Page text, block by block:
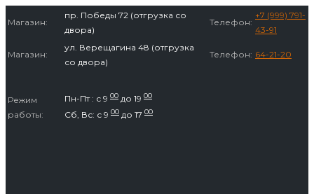
содержимому
Магазин:
пр. Победы 72 (отгрузка со
двора)
Телефон:
+7 (999) 791-
43-91
Магазин:
ул. Верещагина 48 (отгрузка
со двора)
Телефон: 64-21-20
Режим
работы:
Пн-Пт : с 9 00 до 19 00
Сб, Вс: с 9 00 до 17 00